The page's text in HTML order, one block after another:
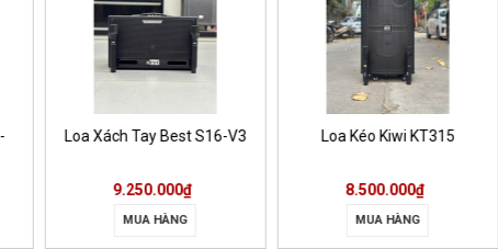
Loa Xách Tay Best S16-V3
9.250.000₫
Loa Kéo Kiwi KT315
8.500.000₫